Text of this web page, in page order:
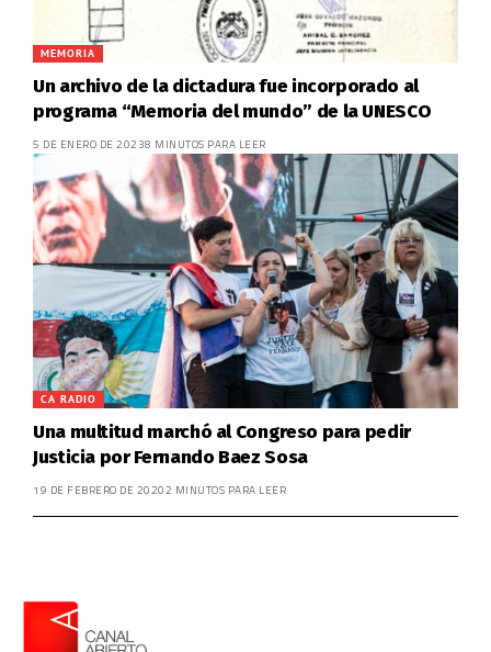
MEMORIA
Un archivo de la dictadura fue incorporado al
programa “Memoria del mundo” de la UNESCO
5 DE ENERO DE 20238 MINUTOS PARA LEER
CA RADIO
Una multitud marchó al Congreso para pedir
Justicia por Fernando Baez Sosa
19 DE FEBRERO DE 20202 MINUTOS PARA LEER